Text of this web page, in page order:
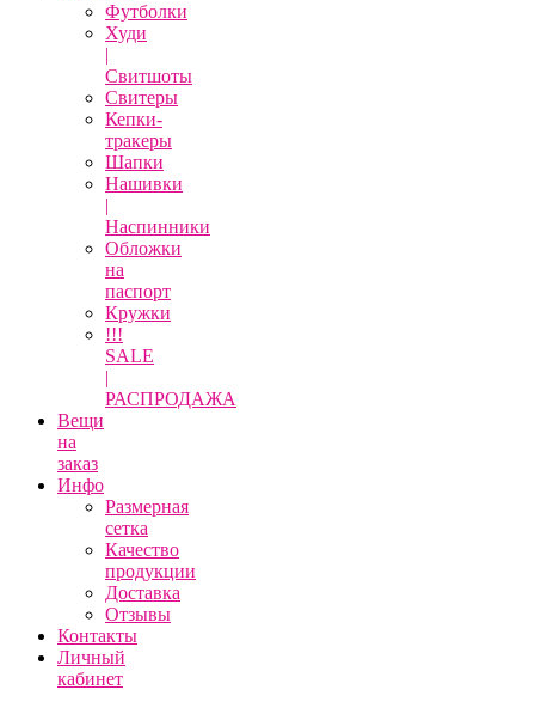
Футболки
Худи
|
Свитшоты
Свитеры
Кепки-
тракеры
Шапки
Нашивки
|
Наспинники
Обложки
на
паспорт
Кружки
!!!
SALE
|
РАСПРОДАЖА
Вещи
на
заказ
Инфо
Размерная
сетка
Качество
продукции
Доставка
Отзывы
Контакты
Личный
кабинет